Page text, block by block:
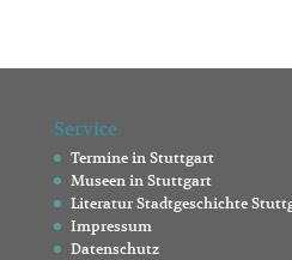
Service
Termine in Stuttgart
Museen in Stuttgart
Literatur Stadtgeschichte
Impressum
Datenschutz